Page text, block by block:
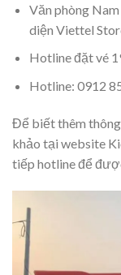
Văn phòng
diện Viettel
Hotline đặt vé
Hotline: 0912
Để biết thêm
khảo tại website
tiếp hotline để